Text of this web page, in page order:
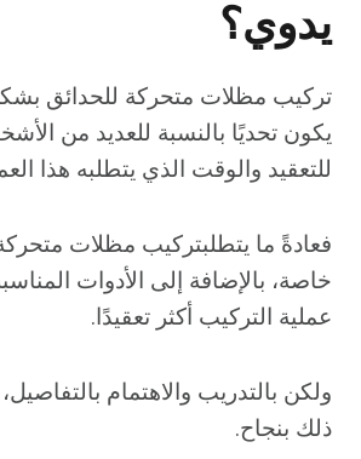
يدوي؟
تركيب مظلات متحركة للحدائق
يكون تحديًا بالنسبة للعديد من
للتعقيد والوقت الذي يتطلبه هذا
فعادةً ما يتطلبتركيب مظلات
خاصة، بالإضافة إلى الأدوات
عملية التركيب أكثر تعقيدًا.
ولكن بالتدريب والاهتمام
ذلك بنجاح.